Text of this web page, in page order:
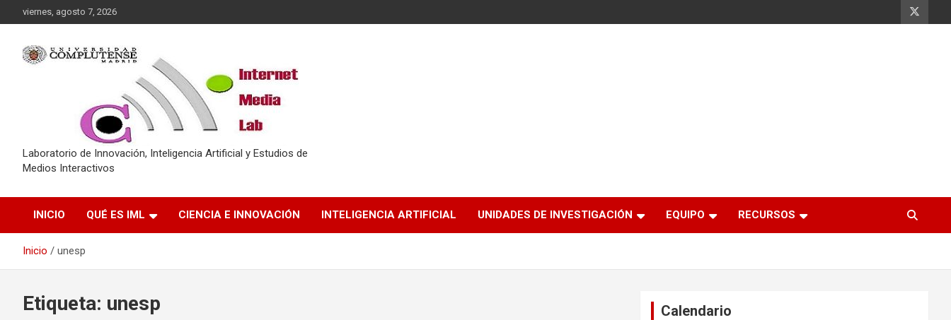
al
viernes, agosto 7, 2026
Laboratorio de Innovación, Inteligencia Artificial y Estudios de
Medios Interactivos
INICIO QUÉ ES IML CIENCIA E INNOVACIÓN INTELIGENCIA ARTIFICIAL UNIDADES DE INVESTIGACIÓN EQUIPO RECURSOS
Inicio unesp
Etiqueta: unesp Calendario